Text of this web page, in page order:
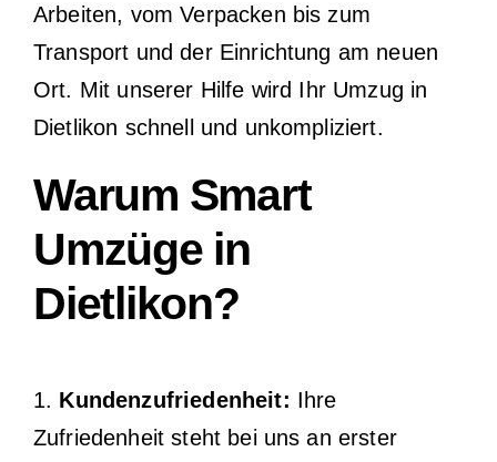
Arbeiten, vom Verpacken bis zum
Transport und der Einrichtung am neuen
Ort. Mit unserer Hilfe wird Ihr Umzug in
Dietlikon schnell und unkompliziert.
Warum Smart
Umzüge in
Dietlikon?
1. Kundenzufriedenheit: Ihre
Zufriedenheit steht bei uns an erster